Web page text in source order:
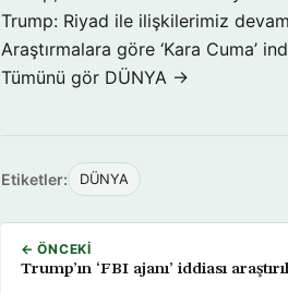
Trump: Riyad ile ilişkilerimiz
Araştırmalara göre ‘Kara Cuma’
Tümünü gör DÜNYA →
Etiketler: DÜNYA
← ÖNCEKI
Trump’ın ‘FBI ajanı’ iddiası